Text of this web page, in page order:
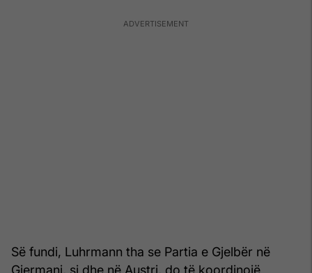
Së fundi, Luhrmann tha se Partia e Gjelbër në
Gjermani, si dhe në Austri, do të koordinojë